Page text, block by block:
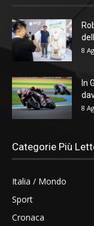
8
In
8
Categorie Più
Italia / Mondo
Sport
Cronaca